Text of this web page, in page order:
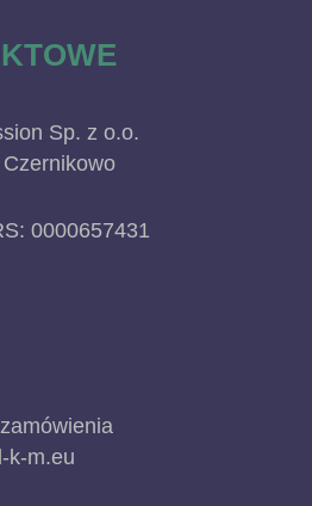
Sp. z o.o.
0000657431
k-m.eu